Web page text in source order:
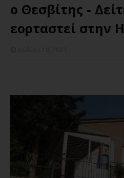
ο Θεσβίτης -
εορταστεί στην